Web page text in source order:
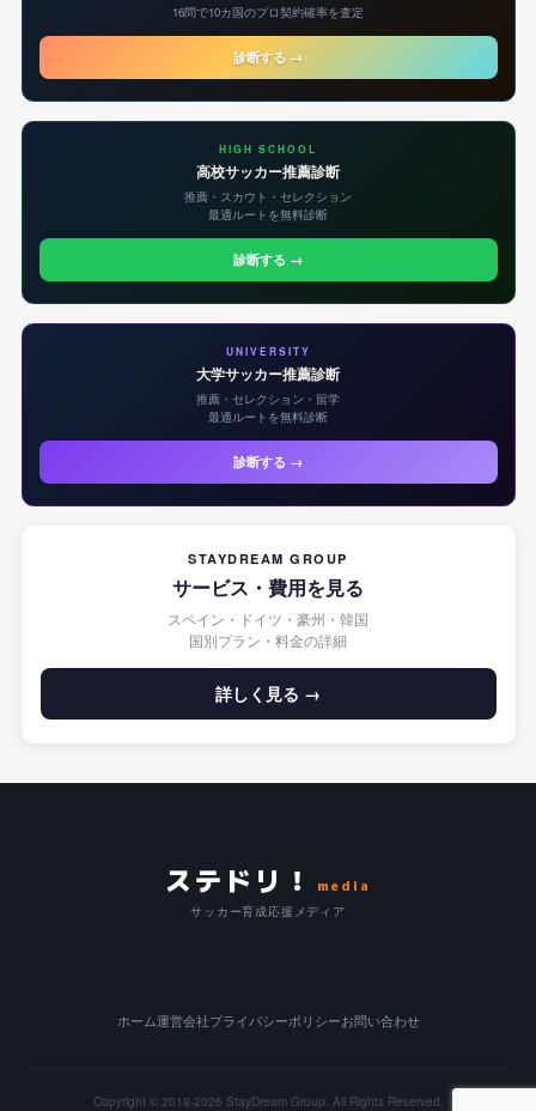
16問で10カ国のプロ契約確率を査定
診断する →
HIGH SCHOOL
高校サッカー推薦診断
推薦・スカウト・セレクション
最適ルートを無料診断
診断する →
UNIVERSITY
大学サッカー推薦診断
推薦・セレクション・留学
最適ルートを無料診断
診断する →
STAYDREAM GROUP
サービス・費用を見る
スペイン・ドイツ・豪州・韓国
国別プラン・料金の詳細
詳しく見る →
ステドリ！ media
サッカー育成応援メディア
ホーム運営会社プライバシーポリシーお問い合わせ
Copyright © 2019-2026 StayDream Group. All Rights Reserved.